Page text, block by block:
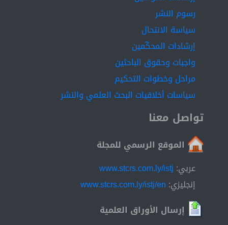
رسوم النشر
سياسة الانتحال
إرشادات المحكّمين
واجبات وحقوق الباحثين
مراحل وخطوات التحكيم
سياسات أخلاقيات البحث العلمي والنشر
تواصل معنا
الموقع الرسمي للمجلة
عربي: www.stcrs.com.ly/istj
إنجليزي: www.stcrs.com.ly/istj/en
إرسال الأوراق العلمية